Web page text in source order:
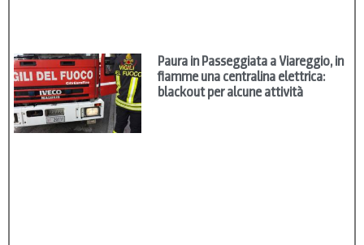
Paura in Passeggiata a Viareggio, in
fiamme una centralina elettrica:
blackout per alcune attività